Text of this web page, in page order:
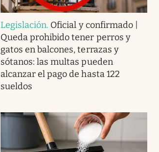
Legislación. Oficial y confirmado |
Queda prohibido tener perros y
gatos en balcones, terrazas y
sótanos: las multas pueden
alcanzar el pago de hasta 122
sueldos